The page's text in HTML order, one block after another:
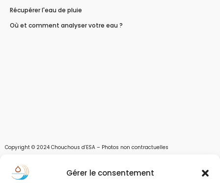
Gérer le consentement
Récupérer l'eau de pluie
Où et comment analyser votre eau ?
Copyright © 2024 Chouchous d’ESA – Photos non contractuelles
Les chouchous d’Esa vous apportent toutes les solutions pour récupérer l’eau de
pluie, et des moyens pour stocker, filtrer, traiter et potabiliser l’eau d’un forage,